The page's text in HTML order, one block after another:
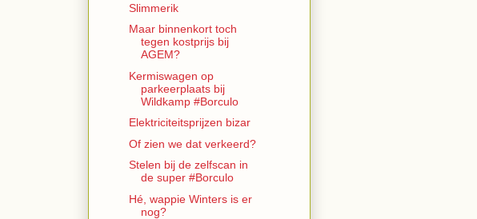
Slimmerik
Maar binnenkort toch
tegen kostprijs bij
AGEM?
Kermiswagen op
parkeerplaats bij
Wildkamp #Borculo
Elektriciteitsprijzen bizar
Of zien we dat verkeerd?
Stelen bij de zelfscan in
de super #Borculo
Hé, wappie Winters is er
nog?